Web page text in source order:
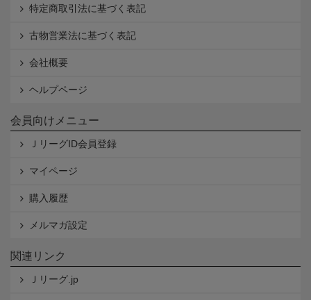
特定商取引法に基づく表記
古物営業法に基づく表記
会社概要
ヘルプページ
会員向けメニュー
ＪリーグID会員登録
マイページ
購入履歴
メルマガ設定
関連リンク
Ｊリーグ.jp